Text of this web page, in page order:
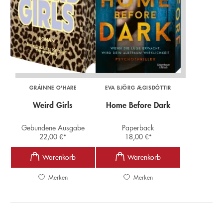
GRÁINNE O'HARE
Weird Girls
Gebundene Ausgabe
22,00€*
Merken
EVA BJÖRG ÆGISDÓTTIR
Home Before Dark
Paperback
18,00 €*
Merken